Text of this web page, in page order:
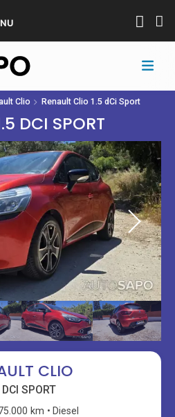
Clio Renault Clio 1.5 dCi Sport
DCI SPORT
CLIO
SPORT
km
Diesel